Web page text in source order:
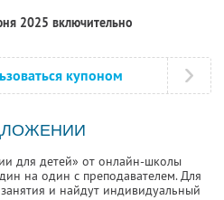
2025 включительно
купоном
для детей» от онлайн-школы
на один с преподавателем. Для
и найдут индивидуальный